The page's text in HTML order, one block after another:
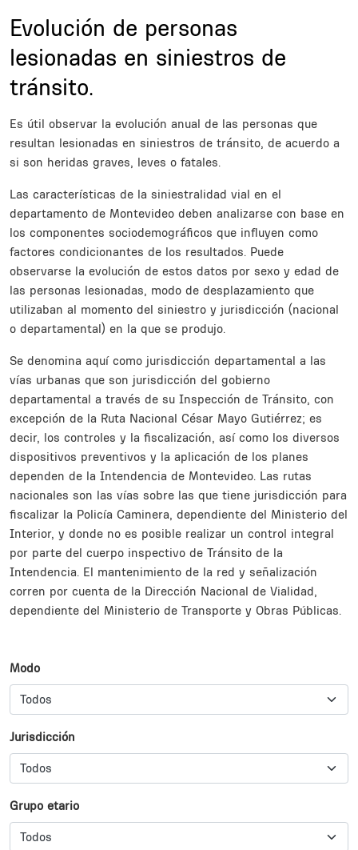
Evolución de personas
lesionadas en siniestros de
tránsito.
Description
Es útil observar la evolución anual de las personas que
resultan lesionadas en siniestros de tránsito, de acuerdo a
si son heridas graves, leves o fatales.
Las características de la siniestralidad vial en el
departamento de Montevideo deben analizarse con base en
los componentes sociodemográficos que influyen como
factores condicionantes de los resultados. Puede
observarse la evolución de estos datos por sexo y edad de
las personas lesionadas, modo de desplazamiento que
utilizaban al momento del siniestro y jurisdicción (nacional
o departamental) en la que se produjo.
Se denomina aquí como jurisdicción departamental a las
vías urbanas que son jurisdicción del gobierno
departamental a través de su Inspección de Tránsito, con
excepción de la Ruta Nacional César Mayo Gutiérrez; es
decir, los controles y la fiscalización, así como los diversos
dispositivos preventivos y la aplicación de los planes
dependen de la Intendencia de Montevideo. Las rutas
nacionales son las vías sobre las que tiene jurisdicción para
fiscalizar la Policía Caminera, dependiente del Ministerio del
Interior, y donde no es posible realizar un control integral
por parte del cuerpo inspectivo de Tránsito de la
Intendencia. El mantenimiento de la red y señalización
corren por cuenta de la Dirección Nacional de Vialidad,
dependiente del Ministerio de Transporte y Obras Públicas.
Modo
Jurisdicción
Grupo etario